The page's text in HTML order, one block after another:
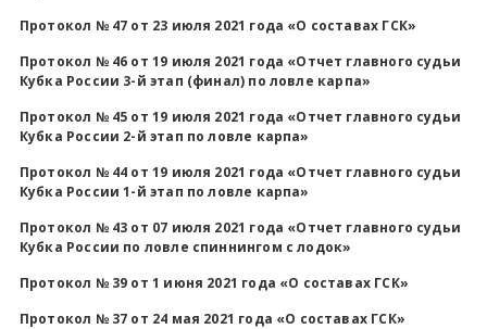
Протокол № 47 от 23 июля 2021 года «О составах ГСК»
Протокол № 46 от 19 июля 2021 года «Отчет главного судьи
Кубка России 3-й этап (финал) по ловле карпа»
Протокол № 45 от 19 июля 2021 года «Отчет главного судьи
Кубка России 2-й этап по ловле карпа»
Протокол № 44 от 19 июля 2021 года «Отчет главного судьи
Кубка России 1-й этап по ловле карпа»
Протокол № 43 от 07 июля 2021 года «Отчет главного судьи
Кубка России по ловле спиннингом с лодок»
Протокол № 39 от 1 июня 2021 года «О составах ГСК»
Протокол № 37 от 24 мая 2021 года «О составах ГСК»